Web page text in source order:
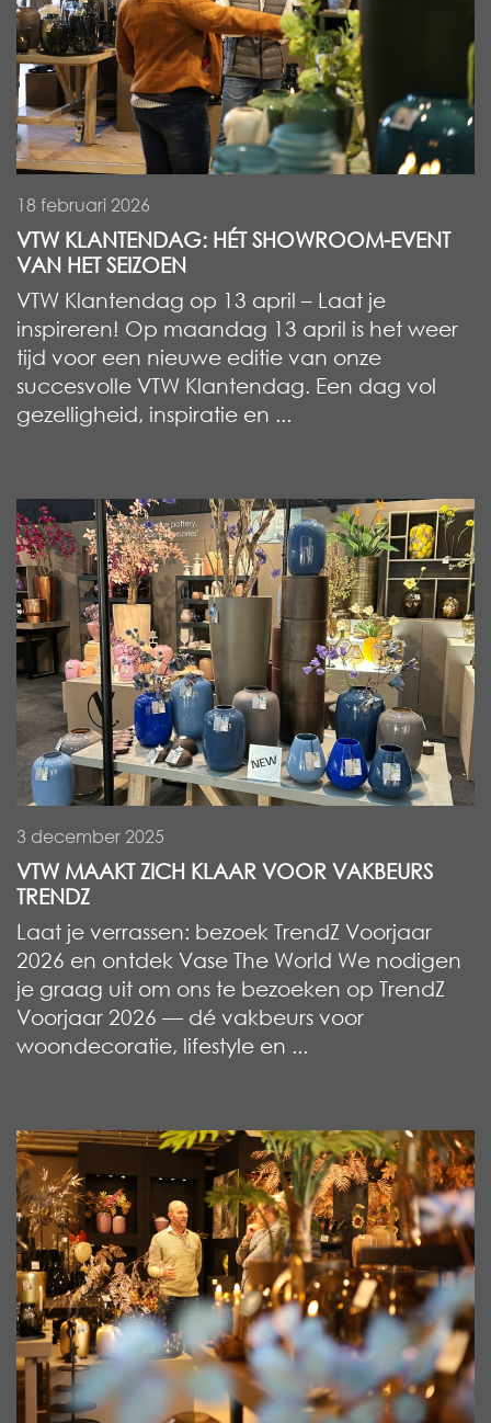
18 februari 2026
VTW KLANTENDAG: HÉT SHOWROOM-EVENT
VAN HET SEIZOEN
VTW Klantendag op 13 april – Laat je
inspireren! Op maandag 13 april is het weer
tijd voor een nieuwe editie van onze
succesvolle VTW Klantendag. Een dag vol
gezelligheid, inspiratie en ...
3 december 2025
VTW MAAKT ZICH KLAAR VOOR VAKBEURS
TRENDZ
Laat je verrassen: bezoek TrendZ Voorjaar
2026 en ontdek Vase The World We nodigen
je graag uit om ons te bezoeken op TrendZ
Voorjaar 2026 — dé vakbeurs voor
woondecoratie, lifestyle en ...